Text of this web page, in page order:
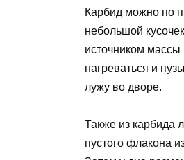
Карбид можно по
небольшой
источником массы
нагреваться и
лужу во дворе.
Также из карбида
пустого флакона